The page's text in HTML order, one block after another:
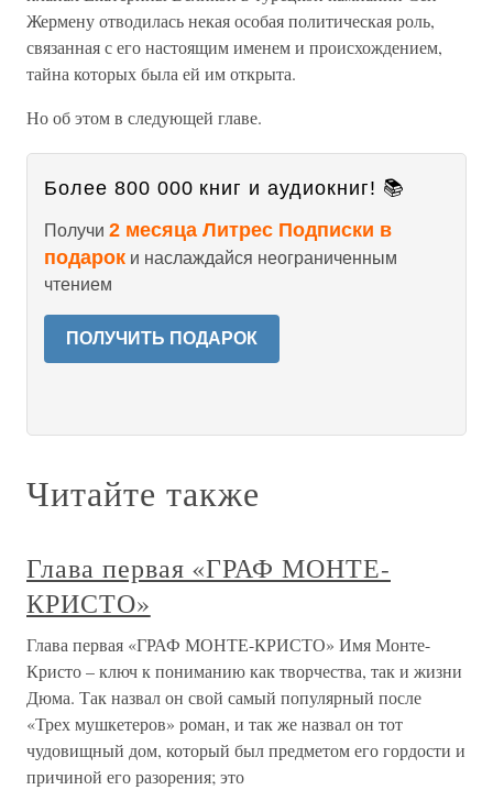
Жермену отводилась некая особая политическая роль,
связанная с его настоящим именем и происхождением,
тайна которых была ей им открыта.
Но об этом в следующей главе.
Более 800 000 книг и аудиокниг! 📚
Получи 2 месяца Литрес Подписки в
подарок и наслаждайся неограниченным
чтением
ПОЛУЧИТЬ ПОДАРОК
Читайте также
Глава первая «ГРАФ МОНТЕ-
КРИСТО»
Глава первая «ГРАФ МОНТЕ-КРИСТО» Имя Монте-
Кристо – ключ к пониманию как творчества, так и жизни
Дюма. Так назвал он свой самый популярный после
«Трех мушкетеров» роман, и так же назвал он тот
чудовищный дом, который был предметом его гордости и
причиной его разорения; это